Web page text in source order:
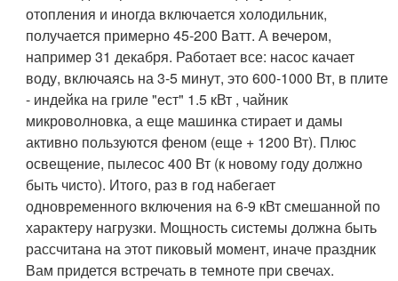
отопления и иногда включается холодильник,
получается примерно 45-200 Ватт. А вечером,
например 31 декабря. Работает все: насос качает
воду, включаясь на 3-5 минут, это 600-1000 Вт, в плите
- индейка на гриле "ест" 1.5 кВт , чайник
микроволновка, а еще машинка стирает и дамы
активно пользуются феном (еще + 1200 Вт). Плюс
освещение, пылесос 400 Вт (к новому году должно
быть чисто). Итого, раз в год набегает
одновременного включения на 6-9 кВт смешанной по
характеру нагрузки. Мощность системы должна быть
рассчитана на этот пиковый момент, иначе праздник
Вам придется встречать в темноте при свечах.